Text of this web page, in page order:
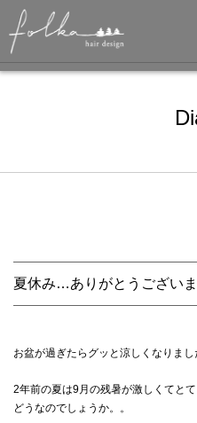
夏休み…ありがとうござい
お盆が過ぎたらグッと涼しくなりまし
2年前の夏は9月の残暑が激しくてと
どうなのでしょうか。。